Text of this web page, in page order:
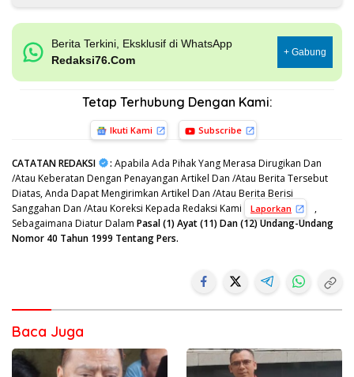
Berita Terkini, Eksklusif di WhatsApp
Redaksi76.Com
+ Gabung
Tetap Terhubung Dengan Kami:
Ikuti Kami Subscribe
CATATAN REDAKSI : Apabila Ada Pihak Yang Merasa Dirugikan Dan
/Atau Keberatan Dengan Penayangan Artikel Dan /Atau Berita Tersebut
Diatas, Anda Dapat Mengirimkan Artikel Dan /Atau Berita Berisi
Sanggahan Dan /Atau Koreksi Kepada Redaksi Kami
Laporkan
,
Sebagaimana Diatur Dalam Pasal (1) Ayat (11) Dan (12) Undang-Undang
Nomor 40 Tahun 1999 Tentang Pers.
Baca Juga